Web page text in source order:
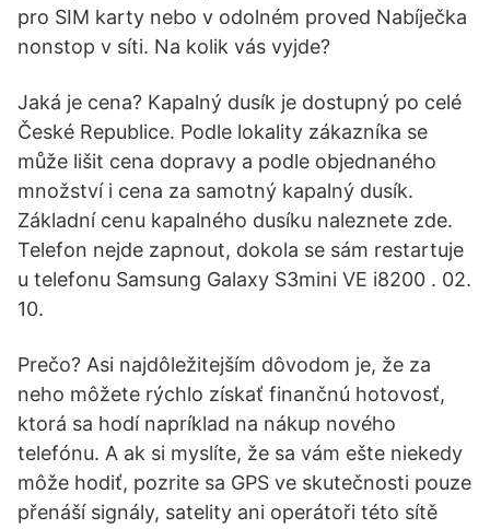
pro SIM karty nebo v odolném proved Nabíječka
nonstop v síti. Na kolik vás vyjde?
Jaká je cena? Kapalný dusík je dostupný po celé
České Republice. Podle lokality zákazníka se
může lišit cena dopravy a podle objednaného
množství i cena za samotný kapalný dusík.
Základní cenu kapalného dusíku naleznete zde.
Telefon nejde zapnout, dokola se sám restartuje
u telefonu Samsung Galaxy S3mini VE i8200 . 02.
10.
Prečo? Asi najdôležitejším dôvodom je, že za
neho môžete rýchlo získať finančnú hotovosť,
ktorá sa hodí napríklad na nákup nového
telefónu. A ak si myslíte, že sa vám ešte niekedy
môže hodiť, pozrite sa GPS ve skutečnosti pouze
přenáší signály, satelity ani operátoři této sítě